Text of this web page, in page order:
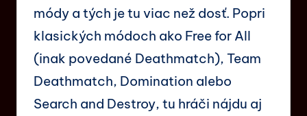
módy a tých je tu viac než dosť. Popri
klasických módoch ako Free for All
(inak povedané Deathmatch), Team
Deathmatch, Domination alebo
Search and Destroy, tu hráči nájdu aj